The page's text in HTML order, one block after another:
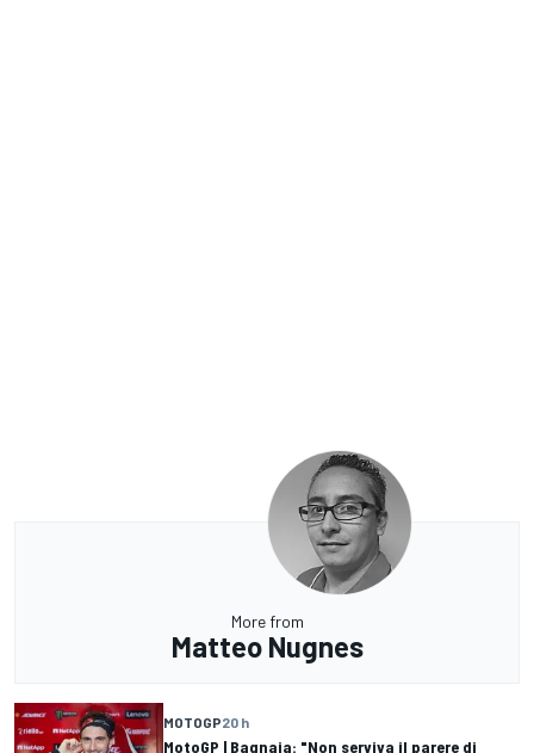
More from
Matteo Nugnes
MOTOGP20 h
MotoGP | Bagnaia: "Non serviva il parere di